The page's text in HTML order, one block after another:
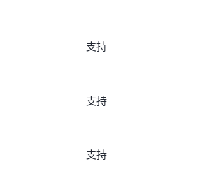
支持
支持
支持